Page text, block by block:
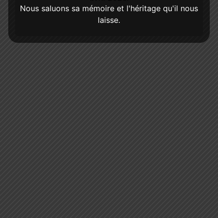
Nous saluons sa mémoire et l'héritage qu'il nous
laisse.